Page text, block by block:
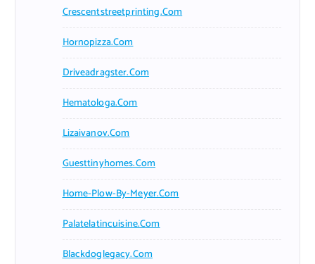
Crescentstreetprinting.com
Hornopizza.com
Driveadragster.com
Hematologa.com
Lizaivanov.com
Guesttinyhomes.com
Home-Plow-By-Meyer.com
Palatelatincuisine.com
Blackdoglegacy.com